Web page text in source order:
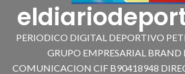
PERIODICO DIGITAL DEPORTIVO
GRUPO EMPRESARIAL BRAND
COMUNICACION CIF B90418948